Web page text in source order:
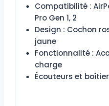
Compatibilité :
Pro Gen 1, 2
Design : Cochon
jaune
Fonctionnalité :
charge
Écouteurs et